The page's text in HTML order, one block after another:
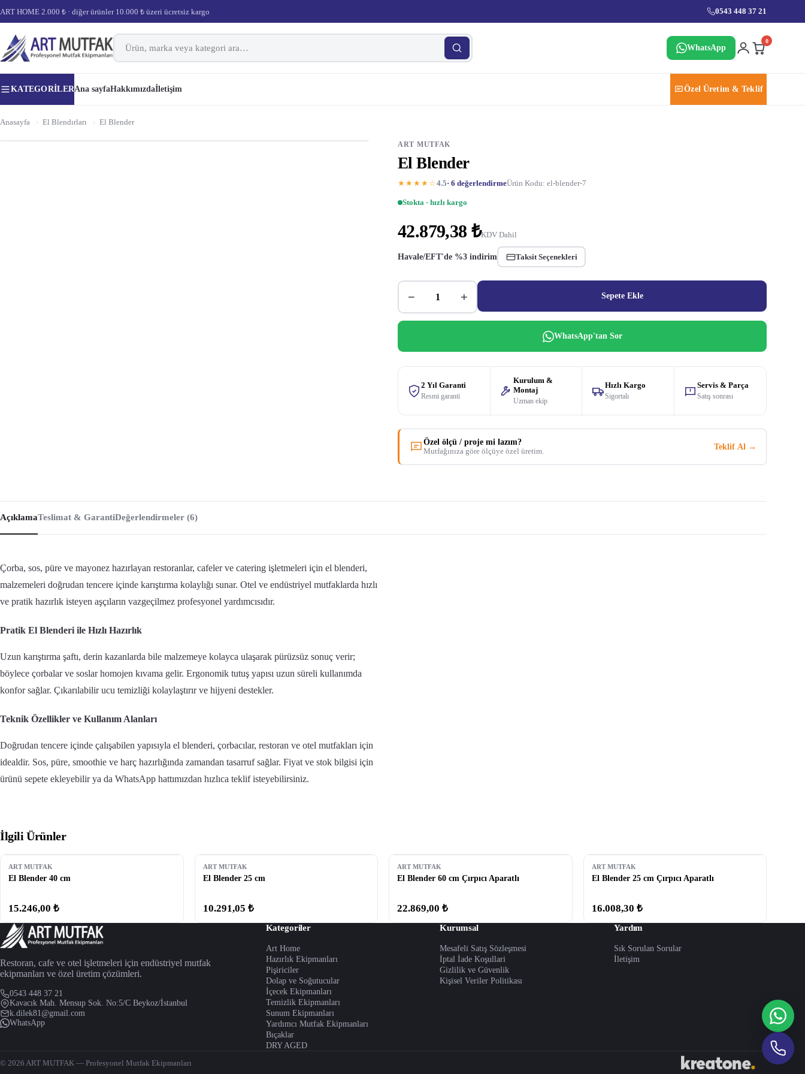
ART HOME 2.000 ₺ · diğer ürünler 10.000 ₺ üzeri ücretsiz kargo 0543 448 37 21
WhatsApp
0
KATEGORILERAna sayfaHakkımızdaİletişim Özel Üretim & Teklif
Anasayfa › El Blendırları › El Blender
ART MUTFAK
El Blender
★★★★☆4.5· 6 değerlendirmeÜrün Kodu: el-blender-7
Stokta · hızlı kargo
42.879,38 ₺KDV Dahil
Havale/EFT'de %3 indirim Taksit Seçenekleri
− + Sepete Ekle
WhatsApp'tan Sor
2 Yıl Garanti
Resmi garanti
Kurulum &
Montaj
Uzman ekip
Hızlı Kargo
Sigortalı
Servis & Parça
Satış sonrası
Özel ölçü / proje mi lazım?
Mutfağınıza göre ölçüye özel üretim.
Teklif Al →
AçıklamaTeslimat & GarantiDeğerlendirmeler (6)
Çorba, sos, püre ve mayonez hazırlayan restoranlar, cafeler ve catering işletmeleri için el blenderi,
malzemeleri doğrudan tencere içinde karıştırma kolaylığı sunar. Otel ve endüstriyel mutfaklarda hızlı
ve pratik hazırlık isteyen aşçıların vazgeçilmez profesyonel yardımcısıdır.
Pratik El Blenderi ile Hızlı Hazırlık
Uzun karıştırma şaftı, derin kazanlarda bile malzemeye kolayca ulaşarak pürüzsüz sonuç verir;
böylece çorbalar ve soslar homojen kıvama gelir. Ergonomik tutuş yapısı uzun süreli kullanımda
konfor sağlar. Çıkarılabilir ucu temizliği kolaylaştırır ve hijyeni destekler.
Teknik Özellikler ve Kullanım Alanları
Doğrudan tencere içinde çalışabilen yapısıyla el blenderi, çorbacılar, restoran ve otel mutfakları için
idealdir. Sos, püre, smoothie ve harç hazırlığında zamandan tasarruf sağlar. Fiyat ve stok bilgisi için
ürünü sepete ekleyebilir ya da WhatsApp hattımızdan hızlıca teklif isteyebilirsiniz.
İlgili Ürünler
ART MUTFAK
El Blender 40 cm
15.246,00 ₺
ART MUTFAK
El Blender 25 cm
10.291,05 ₺
ART MUTFAK
El Blender 60 cm Çırpıcı Aparatlı
22.869,00 ₺
ART MUTFAK
El Blender 25 cm Çırpıcı Aparatlı
16.008,30 ₺
Restoran, cafe ve otel işletmeleri için endüstriyel mutfak
ekipmanları ve özel üretim çözümleri.
0543 448 37 21
Kavacık Mah. Mensup Sok. No:5/C Beykoz/İstanbul
k.dilek81@gmail.com
WhatsApp
Kategoriler
Art Home
Hazırlık Ekipmanları
Pişiriciler
Dolap ve Soğutucular
İçecek Ekipmanları
Temizlik Ekipmanları
Sunum Ekipmanları
Yardımcı Mutfak Ekipmanları
Bıçaklar
DRY AGED
Kurumsal
Mesafeli Satış Sözleşmesi
İptal İade Koşullari
Gizlilik ve Güvenlik
Kişisel Veriler Politikası
Yardım
Sık Sorulan Sorular
İletişim
© 2026 ART MUTFAK — Profesyonel Mutfak Ekipmanları